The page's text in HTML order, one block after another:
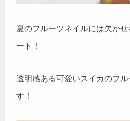
夏のフルーツネイルには欠か
ート！
透明感ある可愛いスイカのフ
す！